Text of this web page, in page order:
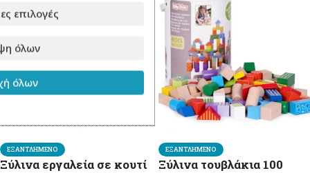
ΕΞΑΝΤΛΗΜΈΝΟ
Ξύλινα εργαλεία σε κουτί
ΕΞΑΝΤΛΗΜΈΝΟ
Ξύλινα τουβλάκια 100
επιλογές
όλων
όλων